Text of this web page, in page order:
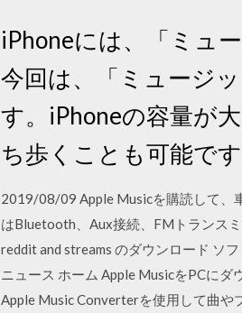
iPhoneには、「ミュ
今回は、「ミュージ
す。iPhoneの容量が
ち歩くことも可能です
2019/08/09 Apple Musicを購読して、
はBluetooth、Aux接続、FMトランス
reddit and streams のダウンロード ソ
ニュース ホーム Apple MusicをPCに
Apple Music Converterを使用して曲や